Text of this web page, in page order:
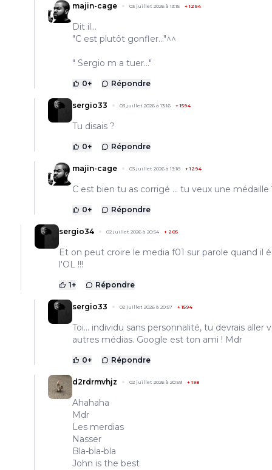
majin-cage 03 juillet 2026 à 13:15 +1294
Dit il...
"C est plutôt gonfler..."^^
" Sergio m a tuer..."
0+ Répondre
sergio33 03 juillet 2026 à 13:16 +1594
Tu disais ?
0+ Répondre
majin-cage 03 juillet 2026 à 13:18 +1294
C est bien tu as corrigé ... tu veux une médaille
0+ Répondre
sergio34 02 juillet 2026 à 20:54 + 205
Et on peut croire le media f01 sur parole quand il
l'OL !!!
1+ Répondre
sergio33 02 juillet 2026 à 20:57 +1594
Toi... individu sans personnalité, tu devrais aller
autres médias. Google est ton ami ! Mdr
0+ Répondre
d2rdrmvhjz 02 juillet 2026 à 20:59 +198
Ahahaha
Mdr
Les merdias
Nasser
Bla-bla-bla
John is the best